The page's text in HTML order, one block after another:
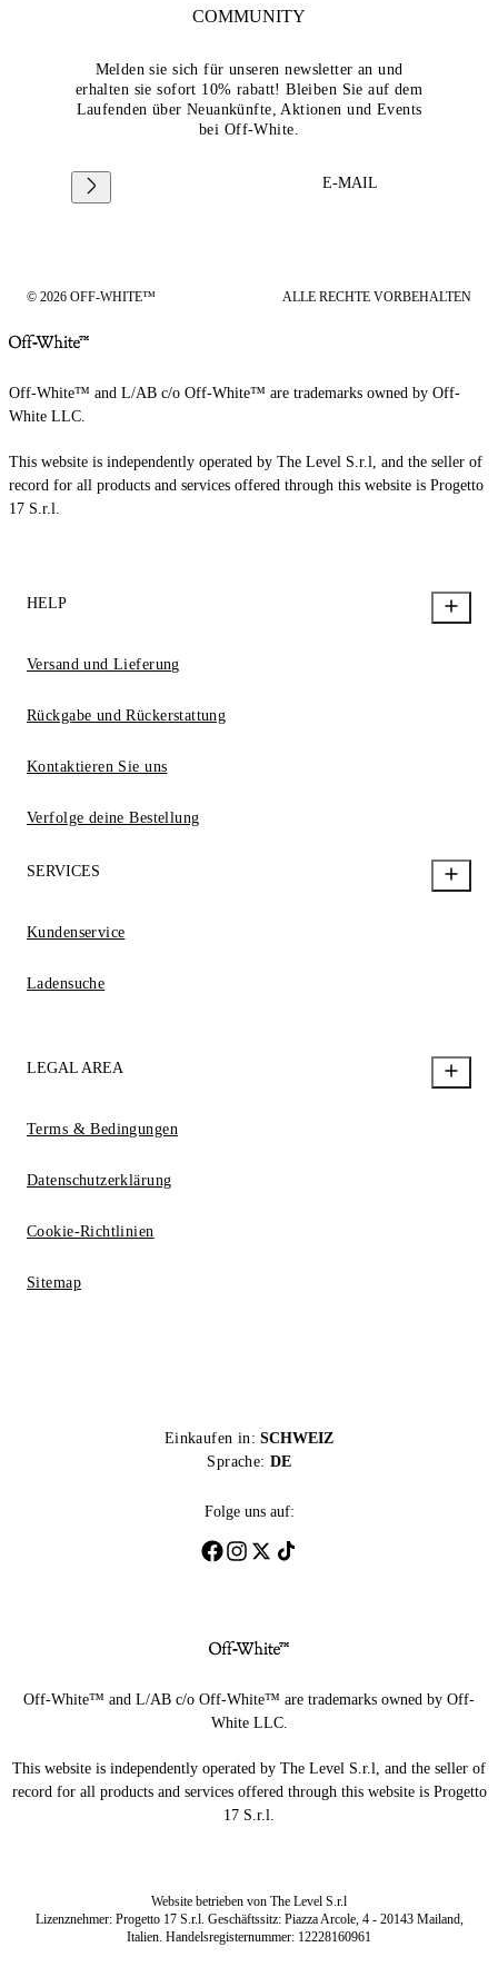
COMMUNITY
Melden sie sich für unseren newsletter an und
erhalten sie sofort 10% rabatt! Bleiben Sie auf dem
Laufenden über Neuankünfte, Aktionen und Events
bei Off-White.
E-MAIL
© 2026 OFF-WHITE™ ALLE RECHTE VORBEHALTEN
Off-White™ and L/AB c/o Off-White™ are trademarks owned by Off-
White LLC.
This website is independently operated by The Level S.r.l, and the seller of
record for all products and services offered through this website is Progetto
17 S.r.l.
HELP
Versand und Lieferung
Rückgabe und Rückerstattung
Kontaktieren Sie uns
Verfolge deine Bestellung
SERVICES
Kundenservice
Ladensuche
LEGAL AREA
Terms & Bedingungen
Datenschutzerklärung
Cookie-Richtlinien
Sitemap
Einkaufen in: SCHWEIZ
Sprache: DE
Folge uns auf:
Off-White™ and L/AB c/o Off-White™ are trademarks owned by Off-
White LLC.
This website is independently operated by The Level S.r.l, and the seller of
record for all products and services offered through this website is Progetto
17 S.r.l.
Website betrieben von The Level S.r.l
Lizenznehmer: Progetto 17 S.r.l. Geschäftssitz: Piazza Arcole, 4 - 20143 Mailand,
Italien. Handelsregisternummer: 12228160961